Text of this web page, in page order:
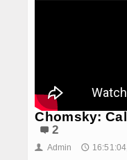
Paskibra
Galeri
Chomsky:
2
👤 Admin 🕔